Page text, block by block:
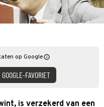
op Google
FAVORIET
is verzekerd van een